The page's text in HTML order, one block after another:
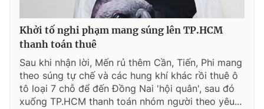
Khởi tố nghi phạm mang súng lên TP.HCM
thanh toán thuê
Sau khi nhận lời, Mến rủ thêm Cần, Tiến, Phi mang
theo súng tự chế và các hung khí khác rồi thuê ô
tô loại 7 chỗ để đến Đồng Nai 'hội quân', sau đó
xuống TP.HCM thanh toán nhóm người theo yêu...